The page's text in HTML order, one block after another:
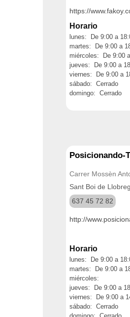
https://
Horario
lunes: De 9:00 a
martes: De 9:00 a
miércoles: De 9:00
jueves: De 9:00 a
viernes: De 9:00 a
sábado: Cerrado
domingo: Cerrado
Posicionando-T
Carrer Mossèn
Sant Boi de
637 45 72 82
http://
Horario
lunes: De 9:00 a
martes: De 9:00 a
miércoles:
jueves: De 9:00 a
viernes: De 9:00 a
sábado: Cerrado